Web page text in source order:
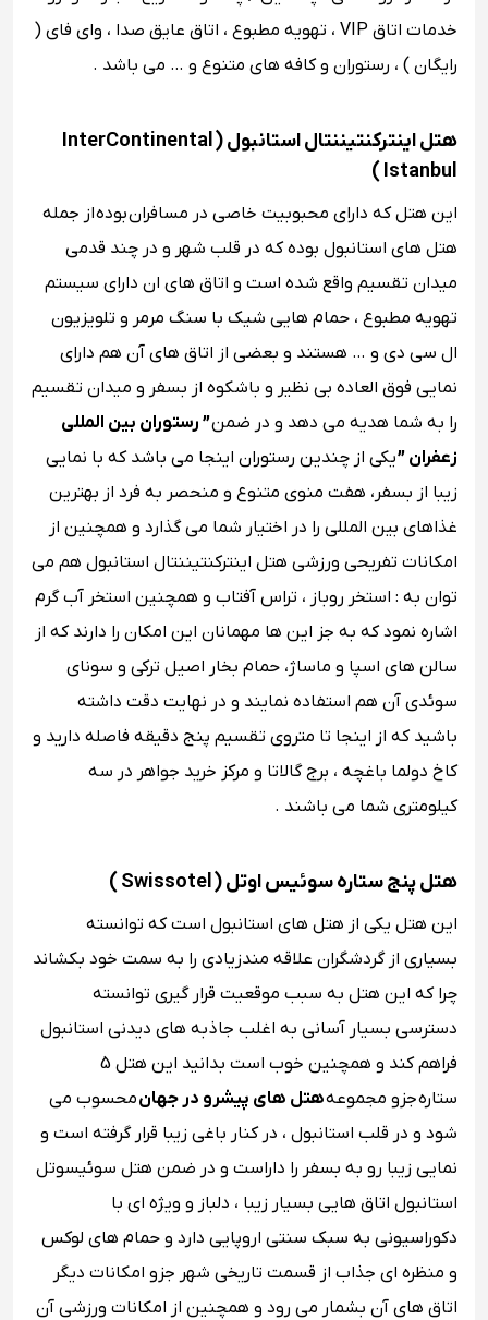
خدمات اتاق VIP ، تهویه مطبوع ، اتاق عایق صدا ، وای فای (
رایگان ) ، رستوران و کافه های متنوع و … می باشد .
هتل اینترکنتیننتال استانبول ( InterContinental
Istanbul )
این هتل که دارای محبوبیت خاصی در مسافران بوده از جمله
هتل های استانبول بوده که در قلب شهر و در چند قدمی
میدان تقسیم واقع شده است و اتاق ‌های ان دارای سیستم
تهویه مطبوع ، حمام‌ هایی شیک با سنگ مرمر و تلویزیون
ال ‌سی‌ دی و … هستند و بعضی از اتاق ‌های آن هم دارای
نمایی فوق العاده بی نظیر و باشکوه از بسفر و میدان تقسیم
را به شما هدیه می دهد و در ضمن” رستوران بین ‌المللی
زعفران ”یکی از چندین رستوران‌ اینجا می باشد که با نمایی
زیبا از بسفر، هفت منوی متنوع و منحصر به فرد از بهترین
غذاهای بین المللی را در اختیار شما می ‌گذارد و همچنین از
امکانات تفریحی ورزشی هتل اینترکنتیننتال استانبول هم می‌
توان به : استخر روباز ، تراس آفتاب و همچنین استخر آب گرم
اشاره نمود که به جز این ها مهمانان این امکان را دارند که از
سالن های اسپا و ماساژ، حمام بخار اصیل ترکی و سونای
سوئدی آن هم استفاده نمایند و در نهایت دقت داشته
باشید که از اینجا تا متروی تقسیم پنج دقیقه فاصله دارید و
کاخ دولما باغچه ، برج گالاتا و مرکز خرید جواهر در سه
کیلومتری شما می باشند .
هتل پنج ستاره سوئیس اوتل ( Swissotel )
این هتل یکی از هتل ‌های استانبول است که توانسته
بسیاری از گردشگران علاقه مندزیادی را به سمت خود بکشاند
چرا که این هتل به سبب موقعیت قرار گیری توانسته
دسترسی بسیار آسانی به اغلب جاذبه های دیدنی استانبول
فراهم کند و همچنین خوب است بدانید این هتل 5
ستاره جزو مجموعههتل‌ های پیشرو در جهانمحسوب می‌
شود و در قلب استانبول ، در کنار باغی زیبا قرار گرفته است و
نمایی زیبا رو به بسفر را داراست و در ضمن هتل سوئیسوتل
استانبول اتاق‌ هایی بسیار زیبا ، دلباز و ویژه ای با
دکوراسیونی به سبک سنتی اروپایی دارد و حمام‌ های لوکس
و منظره ‌ای جذاب از قسمت تاریخی شهر جزو امکانات دیگر
اتاق ‌های آن بشمار می رود و همچنین از امکانات ورزشی‌ آن